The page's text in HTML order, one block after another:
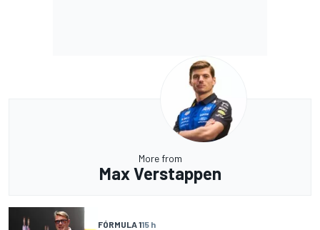
More from
Max Verstappen
FÓRMULA 115 h